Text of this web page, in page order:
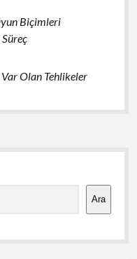
Biçimleri
Olan Tehlikeler
Ara